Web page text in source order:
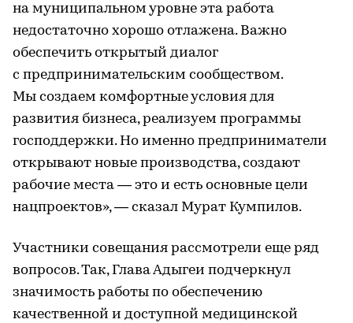
на муниципальном уровне эта работа
недостаточно хорошо отлажена. Важно
обеспечить открытый диалог
с предпринимательским сообществом.
Мы создаем комфортные условия для
развития бизнеса, реализуем программы
господдержки. Но именно предприниматели
открывают новые производства, создают
рабочие места — это и есть основные цели
нацпроектов», — сказал Мурат Кумпилов.
Участники совещания рассмотрели еще ряд
вопросов. Так, Глава Адыгеи подчеркнул
значимость работы по обеспечению
качественной и доступной медицинской